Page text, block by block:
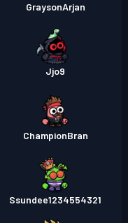
GraysonArjan
Jjo9
ChampionBran
Ssundee1234554321